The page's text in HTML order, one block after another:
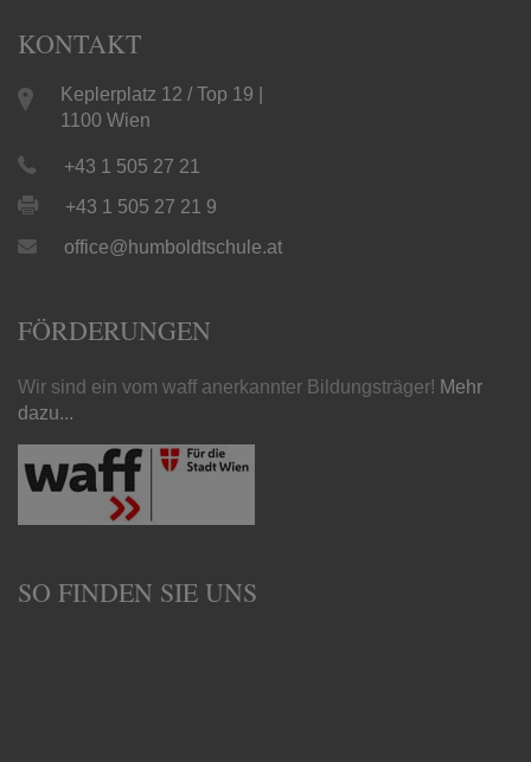
KONTAKT
Keplerplatz 12 / Top 19 |
1100 Wien
+43 1 505 27 21
+43 1 505 27 21 9
office@humboldtschule.at
FÖRDERUNGEN
Wir sind ein vom waff anerkannter Bildungsträger! Mehr
dazu...
SO FINDEN SIE UNS